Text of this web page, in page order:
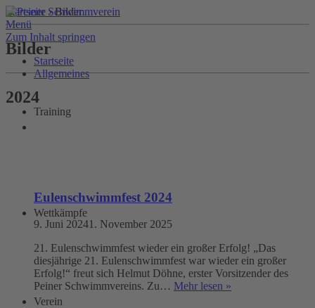
Menü
Zum Inhalt springen
Startseite
Allgemeines
Training
Wettkämpfe
Verein
Startseite ›Bilder
Bilder
2024
Eulenschwimmfest 2024
9. Juni 20241. November 2025
21. Eulenschwimmfest wieder ein großer Erfolg! „Das
diesjährige 21. Eulenschwimmfest war wieder ein großer
Erfolg!“ freut sich Helmut Döhne, erster Vorsitzender des
Peiner Schwimmvereins. Zu… Mehr lesen »